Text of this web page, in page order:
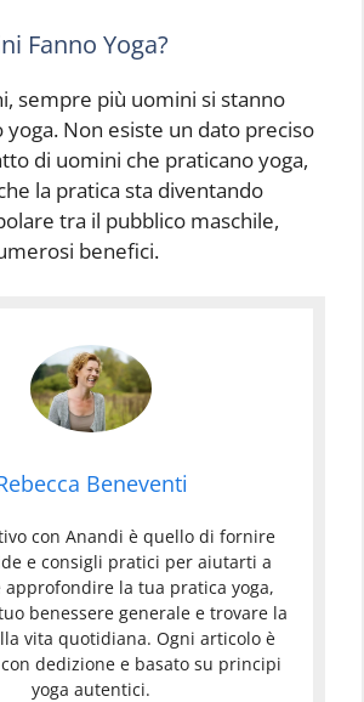
Fanno Yoga?
sempre più uomini si stanno
yoga. Non esiste un dato preciso
di uomini che praticano yoga,
la pratica sta diventando
tra il pubblico maschile,
benefici.
Beneventi
con Anandi è quello di fornire
e consigli pratici per aiutarti a
approfondire la tua pratica yoga,
benessere generale e trovare la
vita quotidiana. Ogni articolo è
dedizione e basato su principi
yoga autentici.